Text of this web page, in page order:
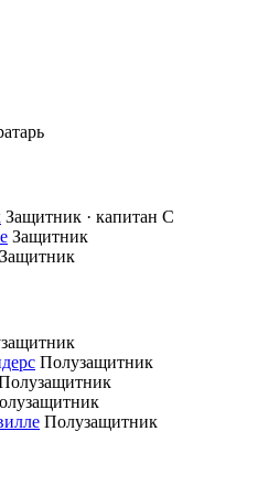
Защитник · капитан C
Защитник
Защитник
Полузащитник
Полузащитник